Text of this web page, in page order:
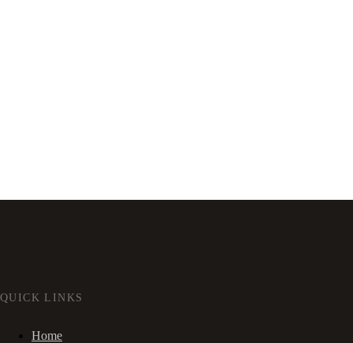
QUICK LINKS
Home